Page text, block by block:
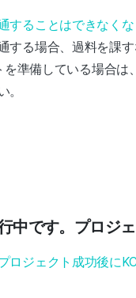
することはできなくな
する場合、過料を課
を準備している場合
。
中です。プロジ
ロジェクト成功後に